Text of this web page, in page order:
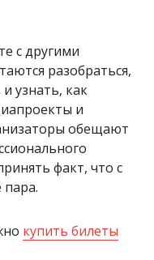
с другими
разобраться,
узнать, как
и
обещают
факт, что с
купить билеты